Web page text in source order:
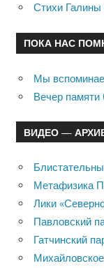
Стихи Галины
ПОКА НАС
Мы
Вечер памяти
ВИДЕО —
Метафизика
Лики
Павловский
Гатчинский
Михайловское